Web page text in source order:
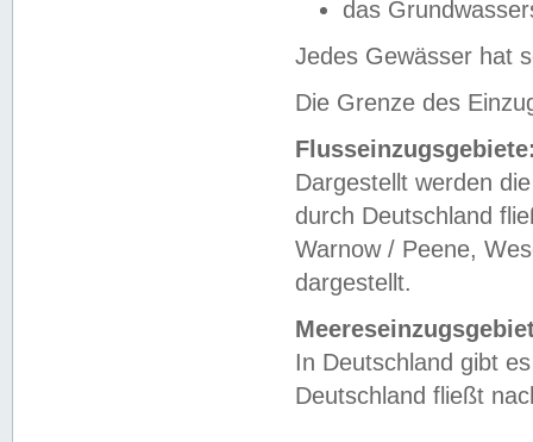
das
Jedes Gewässer hat
Die Grenze des
Dargestellt werden
durch Deutschland
Warnow / Peene,
dargestellt.
In Deutschland gibt
Deutschland fließt